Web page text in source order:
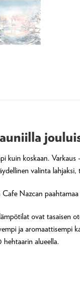
kuin koskaan.
valinta
Nazcan
ovat tasaisen
ja aromaattisempi
hehtaarin alueella.